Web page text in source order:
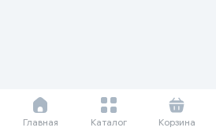
Главная Каталог Корзина